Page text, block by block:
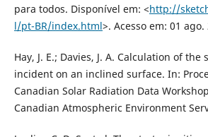
para todos. Disponível em: <http://
l/pt-BR/index.html>. Acesso em: 01 ago.
Hay, J. E.; Davies, J. A. Calculation of
incident on an inclined surface. In:
Canadian Solar Radiation Data
Canadian Atmospheric Environment